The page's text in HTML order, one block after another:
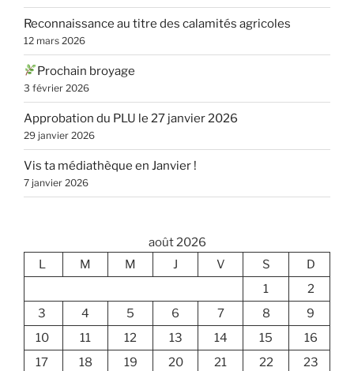
Reconnaissance au titre des calamités agricoles
12 mars 2026
Prochain broyage
3 février 2026
Approbation du PLU le 27 janvier 2026
29 janvier 2026
Vis ta médiathèque en Janvier !
7 janvier 2026
août 2026
L
M M J V S
D
1
2
3
4 5 6 7 8
9
10
11 12 13 14 15
16
17
18 19 20 21 22
23